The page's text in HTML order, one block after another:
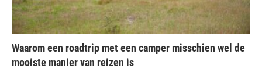
Waarom een roadtrip met een camper misschien wel de
mooiste manier van reizen is